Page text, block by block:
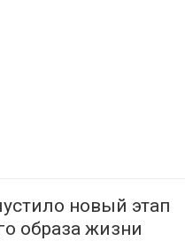
новый этап
образа жизни